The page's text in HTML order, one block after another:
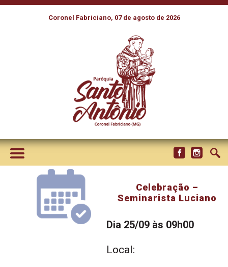
Coronel Fabriciano, 07 de agosto de 2026
Celebração –
Seminarista Luciano
Dia 25/09 às 09h00
Local: